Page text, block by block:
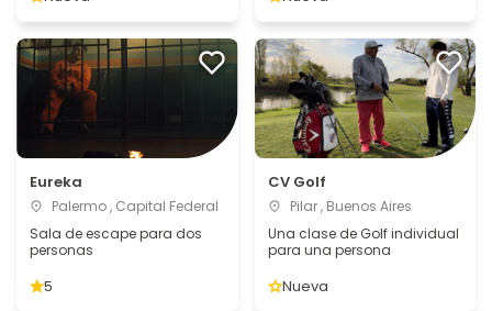
Eureka
Palermo , Capital Federal
Sala de escape para dos
personas
5
CV Golf
Pilar , Buenos Aires
Una clase de Golf individual
para una persona
Nueva